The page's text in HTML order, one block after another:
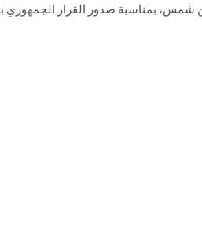
بمناسبة صدور القرار الجمهوري